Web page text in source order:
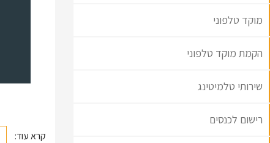
מוקד טלפוני
הקמת מוקד טלפוני
שירותי טלמיטינג
רישום לכנסים
קרא עוד: